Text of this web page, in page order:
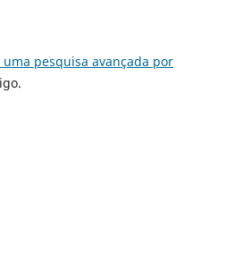
pesquisa avançada por